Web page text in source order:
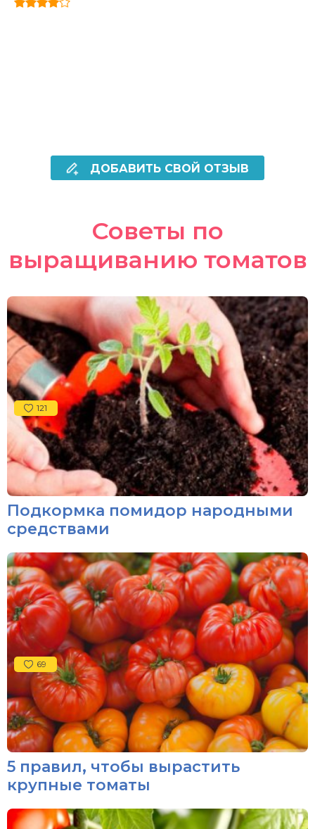
ДОБАВИТЬ СВОЙ ОТЗЫВ
Советы по
выращиванию томатов
121
Подкормка помидор народными
средствами
69
5 правил, чтобы вырастить
крупные томаты